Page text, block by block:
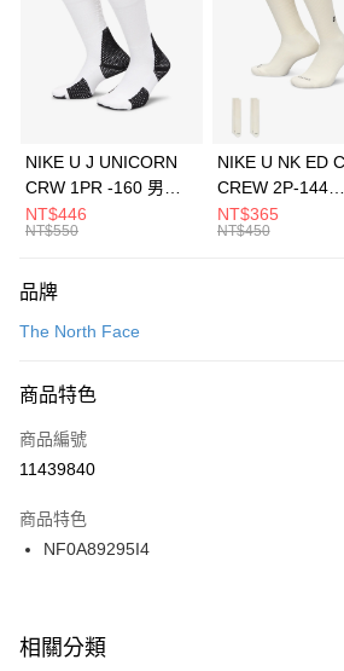
3 期 0 利率 每期
合作金庫商業銀行
第一商
華南商業銀行
彰化商
上海商業儲蓄銀行
元大商業銀行
台灣樂天信用卡公司
Apple Pay
全盈+PAY
AFTEE先享後付
【關於「AFTEE先享後付」】
便利好安心！
３．安心：先確認商品／服務後，再付款。
【「AFTEE先享後付」結帳流程】
１．於結帳方式選擇「AFTEE先享後付」後，將
２．訂單成立數日內，您將收到繳費通知簡訊。
３．收到繳費通知簡訊後14天內，點擊此簡訊中
ATM／網路銀行／等多元方式進行付款，方視為
※ 交易是否成功請以「AFTEE先享後付 」之結帳
是否繳費成功／繳費後需取消欲退款等相關疑問
運送方式
每筆NT$100，滿NT$1,500(含以上)免運費
宅配
每筆NT$100，滿NT$1,500(含以上)免運費
付款後門市自取
每筆NT$100，滿NT$1,500(含以上)免運費
NIKE U J UNICORN
CRW 1PR -160 男女
中統襪 FZ3393100
NT$446
NT$550
NIKE U NK ED
CREW 2P-144
EMBRDY 男女
FZ3073133
NT$365
NT$450
品牌
The North Face
商品特色
商品編號
11439840
商品特色
NF0A89295I4
相關分類